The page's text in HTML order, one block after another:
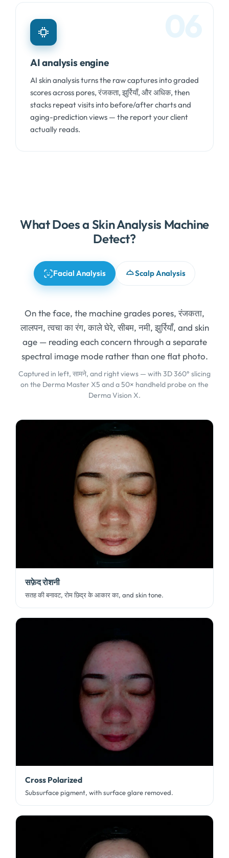
AI analysis engine
AI skin analysis turns the raw captures into graded
scores across pores, रंजकता, झुर्रियाँ, और अधिक, then
stacks repeat visits into before/after charts and
aging-prediction views — the report your client
actually reads.
What Does a Skin Analysis Machine
Detect?
Facial Analysis Scalp Analysis
On the face, the machine grades pores, रंजकता,
लालपन, त्वचा का रंग, काले घेरे, सीबम, नमी, झुर्रियाँ, and skin
age — reading each concern through a separate
spectral image mode rather than one flat photo.
Captured in left, सामने, and right views — with 3D 360° slicing
on the Derma Master X5 and a 50× handheld probe on the
Derma Vision X.
सफ़ेद रोशनी
सतह की बनावट, रोम छिद्र के आकार का, and skin tone.
Cross Polarized
Subsurface pigment, with surface glare removed.